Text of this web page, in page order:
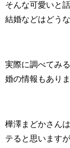
そんな可愛いと
結婚などはどう
実際に調べてみ
婚の情報もあり
樺澤まどかさん
テると思います